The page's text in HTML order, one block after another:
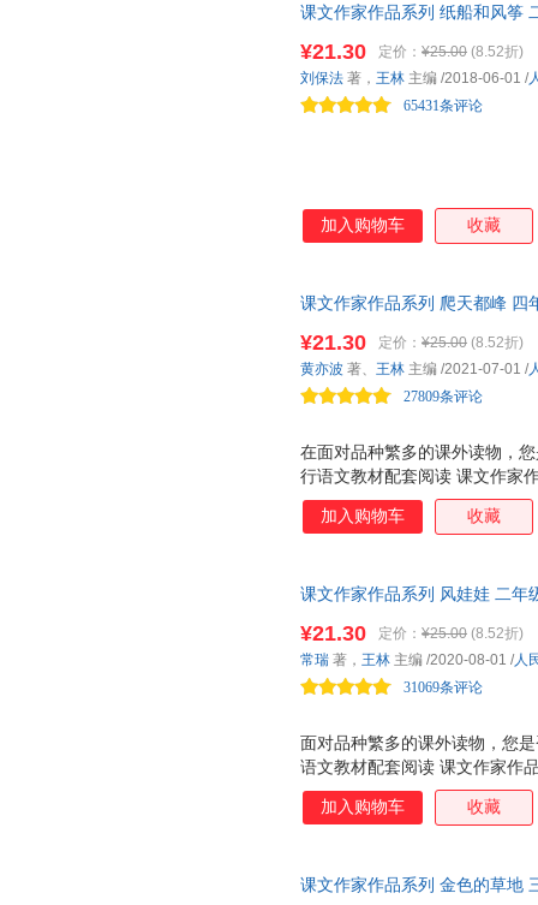
按学生的阅读能力分级阅读。
有 作家和你面对面 栏目，介绍
学生的阅读与写作。 人教社经
家带你爱上阅
课文作家作品系列 纸船和风筝
¥21.30 定价： ¥25.00 (8.52折)
65431条评论
刘保法 著， 王林 主编 /2018-06-01 /
加入购物车 收藏
课文作家作品系列 爬天都峰 四
与课文相关的文章。 ☆自主阅
和你面对面，讲述作品背后的
在面对品种繁多的课外读物，
行语文教材配套阅读 课文作家
家，实践分级阅读，品读经典
是一套配合统编语文教材的学
学生的阅读能力分级阅读。低
有 作家和你面对面 栏目，介绍
学生的阅读与写作。 人教社经
家带你爱上阅读！
¥21.30 定价： ¥25.00 (8.52折)
27809条评论
黄亦波 著、 王林 主编 /2021-07-01 /
加入购物车 收藏
课文作家作品系列 风娃娃 二年
课文相关的文章 ?全文注音，彩
面对品种繁多的课外读物，您
语文教材配套阅读 课文作家作
实践分级阅读，品读经典美文
是一套配合统编语文教材的学
学生的阅读能力分级阅读。低
¥21.30 定价： ¥25.00 (8.52折)
31069条评论
常瑞 著， 王林 主编 /2020-08-01 /人
加入购物车 收藏
课文作家作品系列 金色的草地